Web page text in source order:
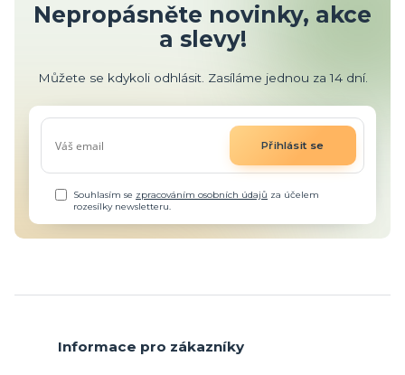
Nepropásněte novinky, akce
a slevy!
Můžete se kdykoli odhlásit. Zasíláme jednou za 14 dní.
Přihlásit se
Souhlasím se zpracováním osobních údajů za účelem
rozesílky newsletteru.
Informace pro zákazníky